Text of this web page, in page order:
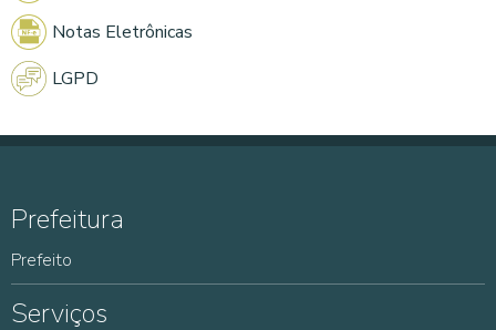
Notas Eletrônicas
LGPD
Prefeitura
Prefeito
Serviços